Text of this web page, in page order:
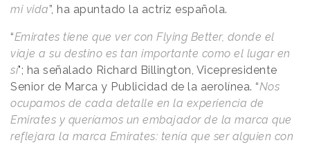
mi vida”, ha apuntado la actriz española.
“Emirates tiene que ver con Flying Better, donde el
viaje a su destino es tan importante como el lugar en
sí"; ha señalado Richard Billington, Vicepresidente
Senior de Marca y Publicidad de la aerolínea. “Nos
ocupamos de cada detalle en la experiencia de
Emirates y queríamos un embajador de la marca que
reflejara la marca Emirates: tenía que ser alguien con